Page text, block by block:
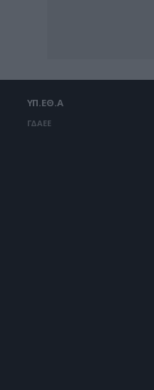
ΥΠ.ΕΘ.Α
ΓΔΑΕΕ